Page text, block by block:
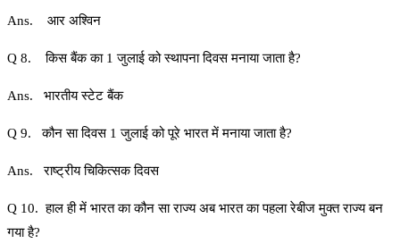
Ans. आर अश्विन
Q 8. किस बैंक का 1 जुलाई को स्थापना दिवस मनाया जाता है?
Ans. भारतीय स्टेट बैंक
Q 9. कौन सा दिवस 1 जुलाई को पूरे भारत में मनाया जाता है?
Ans. राष्ट्रीय चिकित्सक दिवस
Q 10. हाल ही में भारत का कौन सा राज्य अब भारत का पहला रेबीज मुक्त राज्य बन
गया है?